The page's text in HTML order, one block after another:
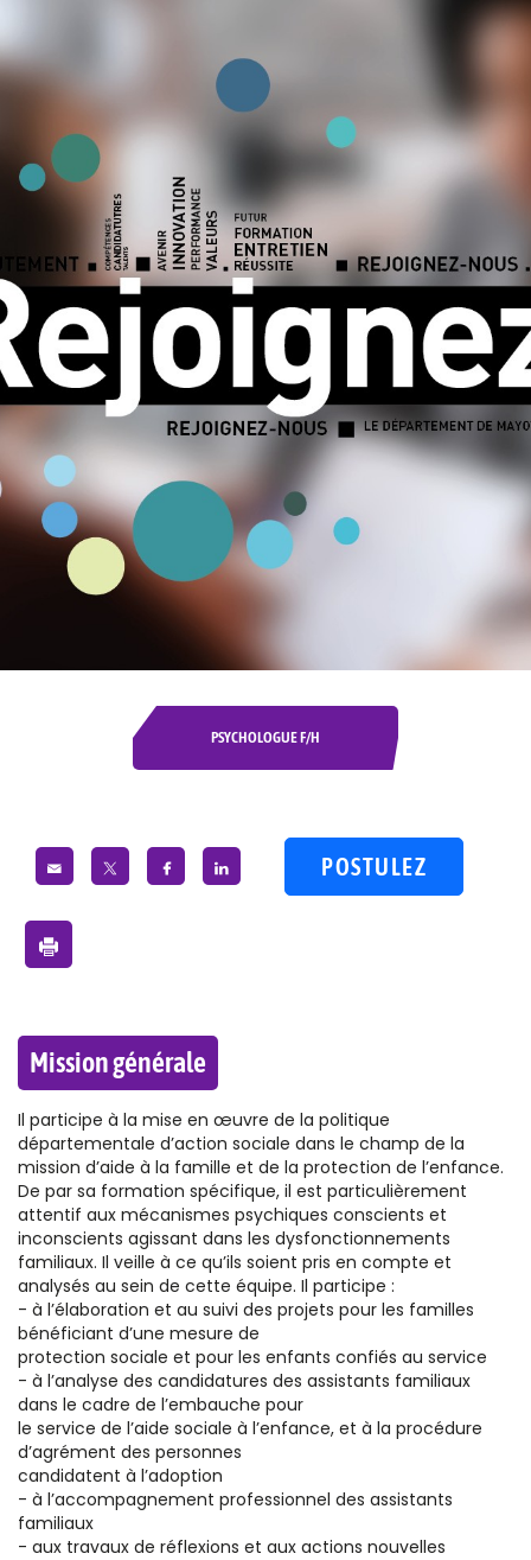
PSYCHOLOGUE F/H
POSTULEZ
Mission générale
Il participe à la mise en œuvre de la politique
départementale d’action sociale dans le champ de la
mission d’aide à la famille et de la protection de l’enfance.
De par sa formation spécifique, il est particulièrement
attentif aux mécanismes psychiques conscients et
inconscients agissant dans les dysfonctionnements
familiaux. Il veille à ce qu’ils soient pris en compte et
analysés au sein de cette équipe. Il participe :
- à l’élaboration et au suivi des projets pour les familles
bénéficiant d’une mesure de
protection sociale et pour les enfants confiés au service
- à l’analyse des candidatures des assistants familiaux
dans le cadre de l’embauche pour
le service de l’aide sociale à l’enfance, et à la procédure
d’agrément des personnes
candidatent à l’adoption
- à l’accompagnement professionnel des assistants
familiaux
- aux travaux de réflexions et aux actions nouvelles